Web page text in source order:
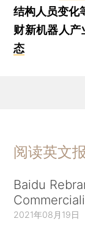
结构人员变化
财新机器人产
态
阅读英文
Baidu
2021年08月19日